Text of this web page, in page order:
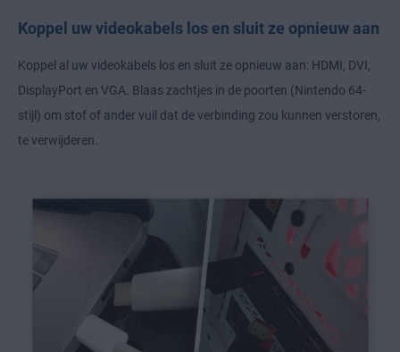
Koppel uw videokabels los en sluit ze opnieuw aan
Koppel al uw videokabels los en sluit ze opnieuw aan: HDMI, DVI,
DisplayPort en VGA. Blaas zachtjes in de poorten (Nintendo 64-
stijl) om stof of ander vuil dat de verbinding zou kunnen verstoren,
te verwijderen.